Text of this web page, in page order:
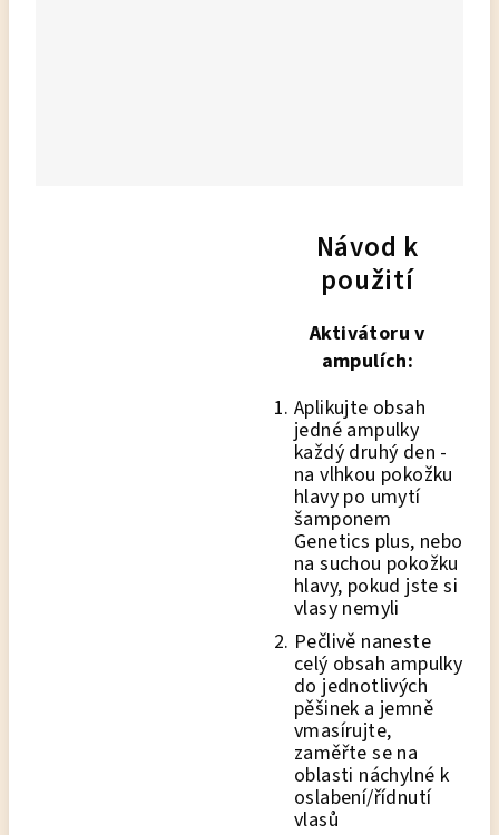
Návod k
použití
Aktivátoru v
ampulích:
Aplikujte obsah
jedné ampulky
každý druhý den -
na vlhkou pokožku
hlavy po umytí
šamponem
Genetics plus, nebo
na suchou pokožku
hlavy, pokud jste si
vlasy nemyli
Pečlivě naneste
celý obsah ampulky
do jednotlivých
pěšinek a jemně
vmasírujte,
zaměřte se na
oblasti náchylné k
oslabení/řídnutí
vlasů